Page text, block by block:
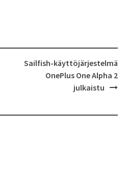
Sailfish-käyttöjärjestelmä
OnePlus One Alpha 2
julkaistu